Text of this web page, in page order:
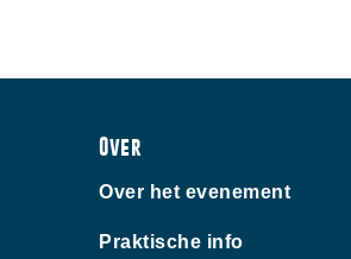
Over
Over het evenement
Praktische info